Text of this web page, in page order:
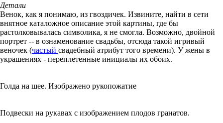
Детали
Венок, как я понимаю, из гвоздичек. Извините, найти в сети
внятное каталожное описание этой картины, где бы
растолковывалась символика, я не смогла. Возможно, двойной
портрет -- в ознаменование свадьбы, отсюда такой игривый
веночек (частый свадебный атрибут того времени). У жены в
украшениях - переплетенные инициалы их обоих.
Голда на шее. Изображено рукопожатие
Подвески на рукавах с изображением плодов гранатов.